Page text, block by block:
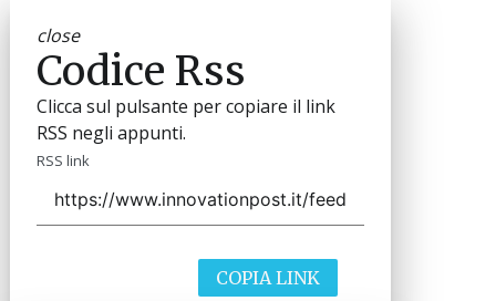
close
Codice Rss
Clicca sul pulsante per copiare il link
RSS negli appunti.
RSS link
COPIA LINK